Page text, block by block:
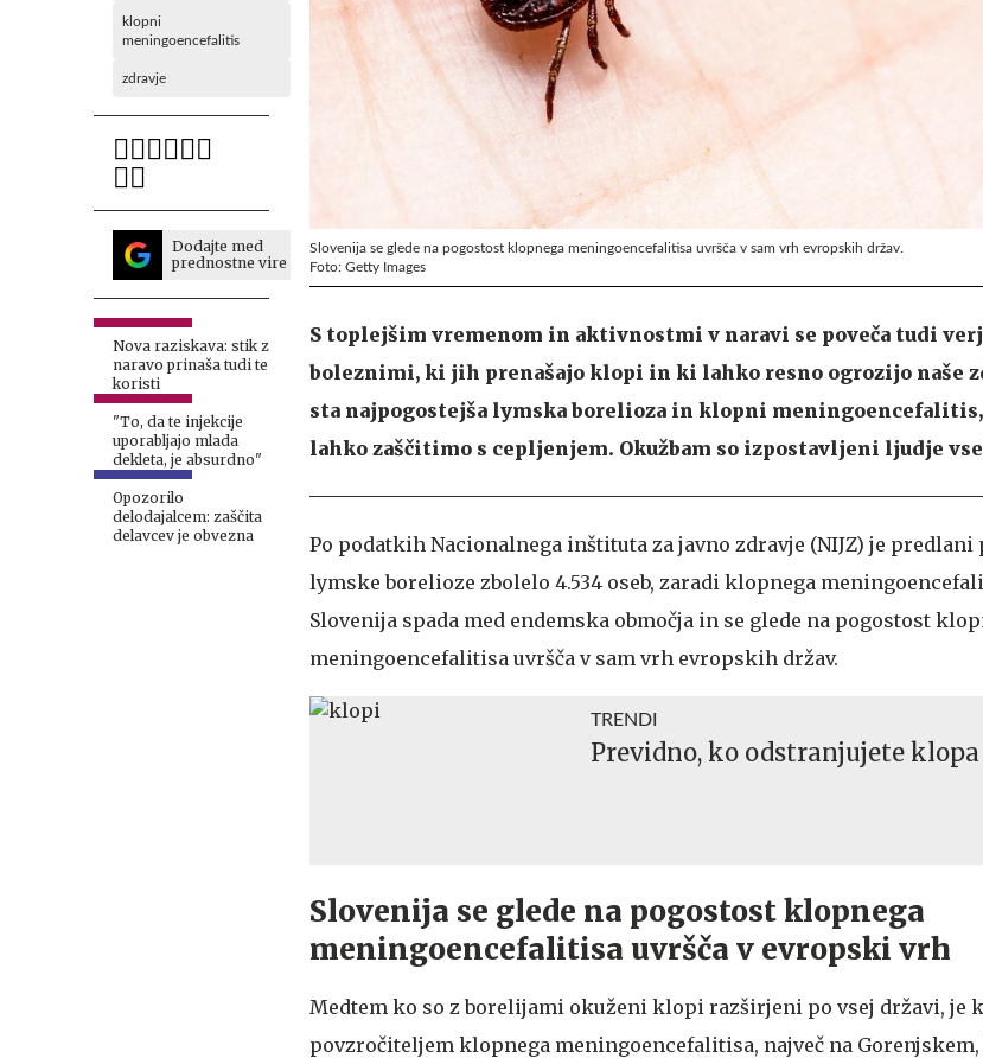
klopni
meningoencefalitis
zdravje
Dodajte med
prednostne vire
Nova raziskava: stik z
naravo prinaša tudi te
koristi
"To, da te injekcije
uporabljajo mlada
dekleta, je absurdno"
Opozorilo
delodajalcem: zaščita
delavcev je obvezna
Slovenija se glede na pogostost klopnega meningoencefalitisa uvršča v sam vrh evropskih držav.
Foto: Getty Images
S toplejšim vremenom in aktivnostmi v naravi se poveča tudi
boleznimi, ki jih prenašajo klopi in ki lahko resno ogrozijo naše
sta najpogostejša lymska borelioza in klopni
lahko zaščitimo s cepljenjem. Okužbam so izpostavljeni ljudje
Po podatkih Nacionalnega inštituta za javno zdravje (NIJZ) je predlani
lymske borelioze zbolelo 4.534 oseb, zaradi klopnega
Slovenija spada med endemska območja in se glede na pogostost
meningoencefalitisa uvršča v sam vrh evropskih držav.
TRENDI
Previdno, ko odstranjujete
Slovenija se glede na pogostost klopnega
meningoencefalitisa uvršča v evropski vrh
Medtem ko so z borelijami okuženi klopi razširjeni po vsej državi, je
povzročiteljem klopnega meningoencefalitisa, največ na